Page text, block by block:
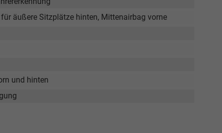
äußere Sitzplätze hinten, Mittenairbag vorne
und hinten